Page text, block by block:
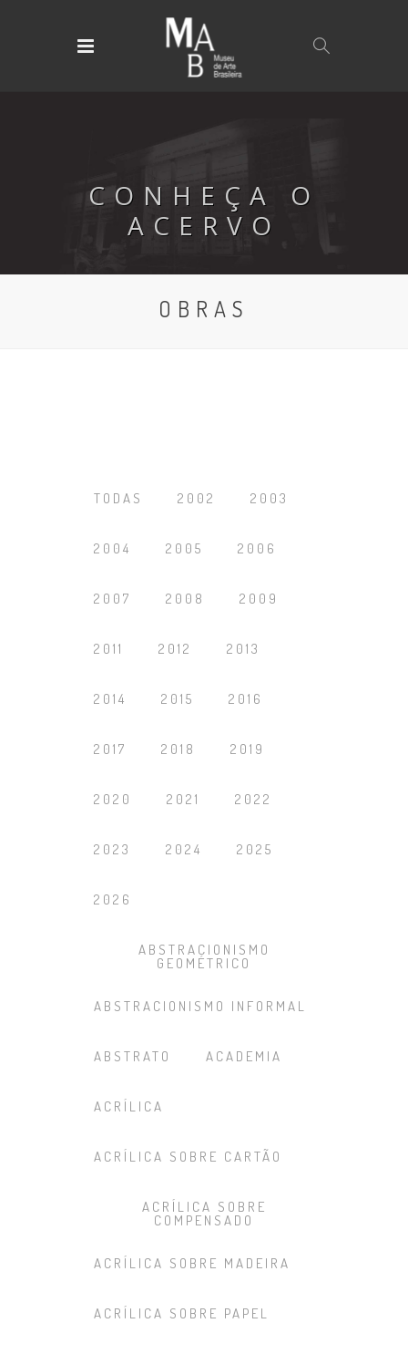
CONHEÇA O
ACERVO
OBRAS
TODAS 2002 2003
2004 2005 2006
2007 2008 2009
2011 2012 2013
2014 2015 2016
2017 2018 2019
2020 2021 2022
2023 2024 2025
2026
ABSTRACIONISMO
GEOMÉTRICO
ABSTRACIONISMO INFORMAL
ABSTRATO ACADEMIA
ACRÍLICA
ACRÍLICA SOBRE CARTÃO
ACRÍLICA SOBRE
COMPENSADO
ACRÍLICA SOBRE MADEIRA
ACRÍLICA SOBRE PAPEL